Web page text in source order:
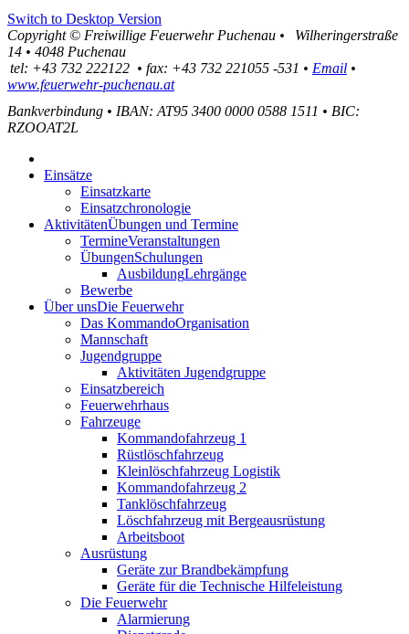
Switch to Desktop Version
Copyright © Freiwillige Feuerwehr Puchenau •
Wilheringerstraße
14 • 4048 Puchenau
tel: +43 732 222122 • fax: +43 732 221055 -531 • Email •
www.feuerwehr-puchenau.at
Bankverbindung • IBAN: AT95 3400 0000 0588 1511 • BIC:
RZOOAT2L
Einsätze
Einsatzkarte
Einsatzchronologie
AktivitätenÜbungen und Termine
TermineVeranstaltungen
ÜbungenSchulungen
AusbildungLehrgänge
Bewerbe
Über unsDie Feuerwehr
Das KommandoOrganisation
Mannschaft
Jugendgruppe
Aktivitäten Jugendgruppe
Einsatzbereich
Feuerwehrhaus
Fahrzeuge
Kommandofahrzeug 1
Rüstlöschfahrzeug
Kleinlöschfahrzeug Logistik
Kommandofahrzeug 2
Tanklöschfahrzeug
Löschfahrzeug mit Bergeausrüstung
Arbeitsboot
Ausrüstung
Geräte zur Brandbekämpfung
Geräte für die Technische Hilfeleistung
Die Feuerwehr
Alarmierung